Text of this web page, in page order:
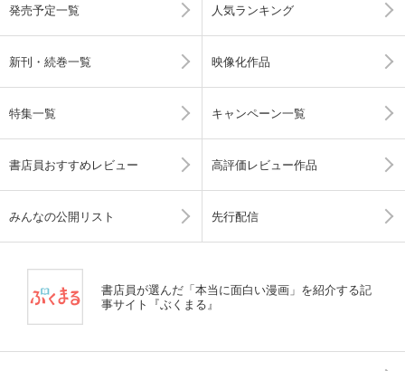
発売予定一覧 人気ランキング
新刊・続巻一覧 映像化作品
特集一覧 キャンペーン一覧
書店員おすすめレビュー 高評価レビュー作品
みんなの公開リスト 先行配信
書店員が選んだ「本当に面白い漫画」を紹介する記
事サイト『ぶくまる』